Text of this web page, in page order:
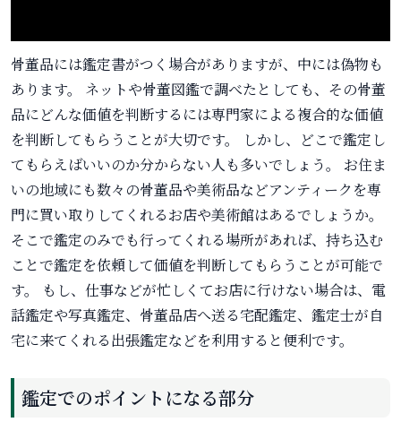
骨董品には鑑定書がつく場合がありますが、中には偽物も
あります。 ネットや骨董図鑑で調べたとしても、その骨董
品にどんな価値を判断するには専門家による複合的な価値
を判断してもらうことが大切です。 しかし、どこで鑑定し
てもらえばいいのか分からない人も多いでしょう。 お住ま
いの地域にも数々の骨董品や美術品などアンティークを専
門に買い取りしてくれるお店や美術館はあるでしょうか。
そこで鑑定のみでも行ってくれる場所があれば、持ち込む
ことで鑑定を依頼して価値を判断してもらうことが可能で
す。 もし、仕事などが忙しくてお店に行けない場合は、電
話鑑定や写真鑑定、骨董品店へ送る宅配鑑定、鑑定士が自
宅に来てくれる出張鑑定などを利用すると便利です。
鑑定でのポイントになる部分